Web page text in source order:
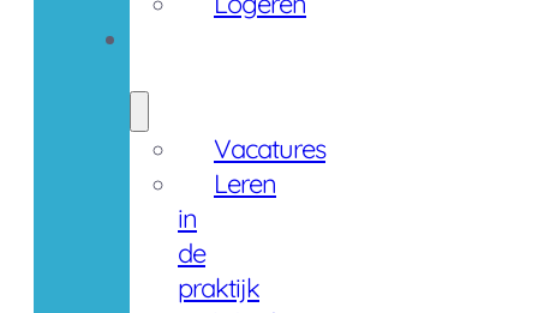
Vacatures
Leren
in
de
praktijk